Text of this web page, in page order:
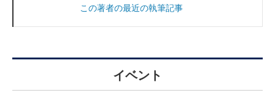
この著者の最近の執筆記事
イベント